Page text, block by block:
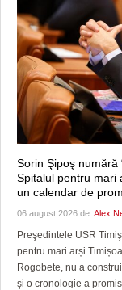
Sorin Şipoş numără
Spitalul pentru mari
un calendar de
06 august 2026 de: Alex
Preşedintele USR
pentru mari arși
Rogobete, nu a
şi o cronologie a